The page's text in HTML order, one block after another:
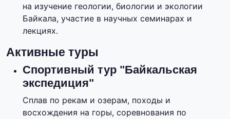
на изучение геологии, биологии и экологии
Байкала, участие в научных семинарах и
лекциях.
Активные туры
Спортивный тур "Байкальская
экспедиция"
Сплав по рекам и озерам, походы и
восхождения на горы, соревнования по